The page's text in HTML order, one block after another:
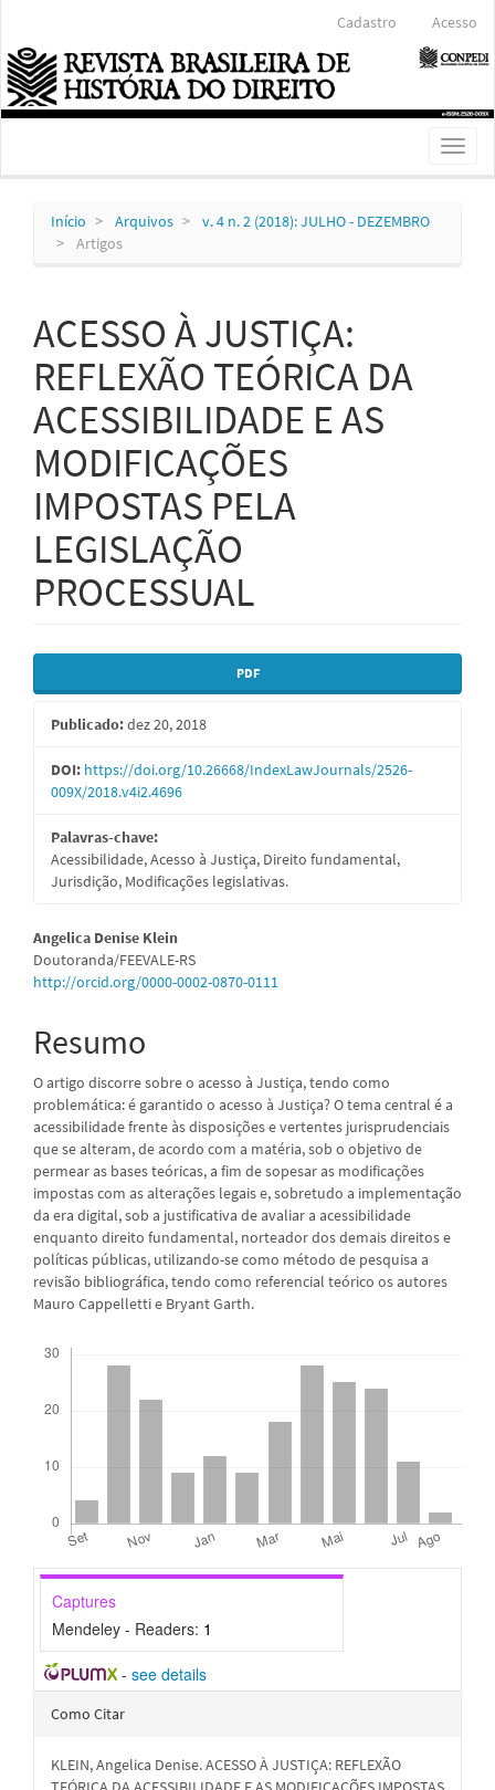
Conteúdo
principal
Barra
Lateral
Cadastro Acesso
Toggle
Início Arquivos
v. 4 n. 2 (2018): JULHO - DEZEMBRO
Artigos
ACESSO À JUSTIÇA:
REFLEXÃO TEÓRICA DA
ACESSIBILIDADE E AS
MODIFICAÇÕES
IMPOSTAS PELA
LEGISLAÇÃO
PROCESSUAL
Barra
lateral
de
artigos
PDF
Publicado:dez 20, 2018
DOI: https://doi.org/10.26668/IndexLawJournals/2526-
009X/2018.v4i2.4696
Palavras-chave:
Acessibilidade, Acesso à Justiça, Direito fundamental,
Jurisdição, Modificações legislativas.
Conteúdo
do
principal
Angelica Denise Klein
Doutoranda/FEEVALE-RS
http://orcid.org/0000-0002-0870-0111
Resumo
O artigo discorre sobre o acesso à Justiça, tendo como
problemática: é garantido o acesso à Justiça? O tema central é a
acessibilidade frente às disposições e vertentes jurisprudenciais
que se alteram, de acordo com a matéria, sob o objetivo de
permear as bases teóricas, a fim de sopesar as modificações
impostas com as alterações legais e, sobretudo a implementação
da era digital, sob a justificativa de avaliar a acessibilidade
enquanto direito fundamental, norteador dos demais direitos e
políticas públicas, utilizando-se como método de pesquisa a
revisão bibliográfica, tendo como referencial teórico os autores
Mauro Cappelletti e Bryant Garth.
Captures
Mendeley - Readers: 1
- see details
Detalhes
artigo
Como Citar
KLEIN, Angelica Denise. ACESSO À JUSTIÇA: REFLEXÃO